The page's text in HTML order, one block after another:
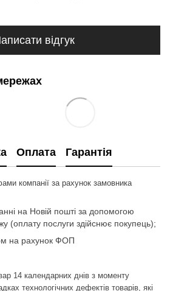
відгук
Оплата Гарантія
компанії за рахунок замовника
на Новій пошті за допомогою
(оплату послуги здійснює покупець);
на рахунок ФОП
14 календарних днів з моменту
технологічних дефектів товарів, які